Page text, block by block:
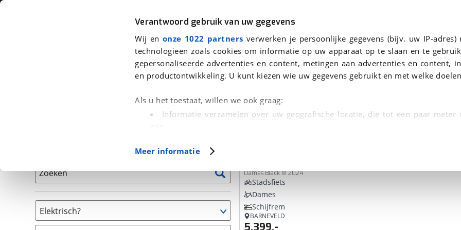
Verantwoord gebruik van uw gegevens
Wij en onze 1022 partners verwerken je persoonlijke gegevens (bijv. uw IP-adres)
technologieën zoals cookies om informatie op uw apparaat op te slaan en te
gepersonaliseerde advertenties en content, metingen aan advertenties en content,
en productontwikkeling. U kunt kiezen wie uw gegevens gebruikt en met welke
Als u het toestaat, willen we ook graag:
Informatie verzamelen over uw geografische locatie, die tot een paar meter
(fingerprinting)
in. U kunt uw toestemming op elk moment wijzigen of
Cookieverklaring.
Met cookies en vergelijkbare technieken zorgen we voor een betere en meer
Functionele cookies zorgen ervoor dat de website goed werkt. Ook gebruiken we
Meer informatie
Auto Fiets Motor
We hebben 13 fietsen voor je gevonden
Zoeken
Elektrisch?
Ja, E-bike (13)
Dames Black M 2024
Stadsfiets
Dames
Schijfrem
BARNEVELD
5.399,-